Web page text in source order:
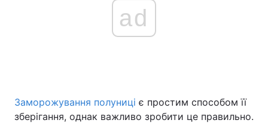
Головна Війна
ad
Заморожування полуниці є простим способом її
зберігання, однак важливо зробити це правильно.